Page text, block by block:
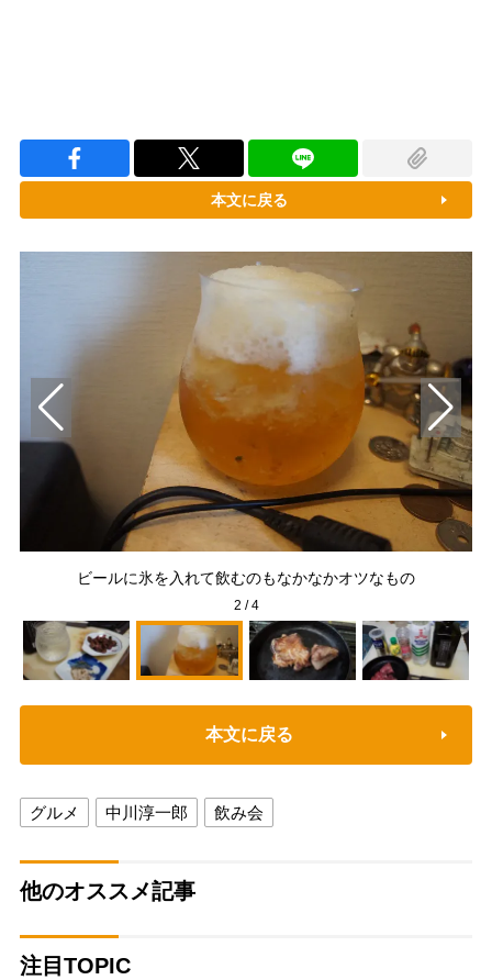
本文に戻る
ビールに氷を入れて飲むのもなかなかオツなもの
2 /4
本文に戻る
グルメ 中川淳一郎 飲み会
他のオススメ記事
注目TOPIC